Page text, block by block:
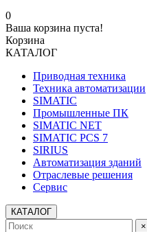
0
Ваша корзина пуста!
Корзина
КАТАЛОГ
Приводная техника
Техника автоматизации
SIMATIC
Промышленные ПК
SIMATIC NET
SIMATIC PCS 7
SIRIUS
Автоматизация зданий
Отраслевые решения
Сервис
КАТАЛОГ
×